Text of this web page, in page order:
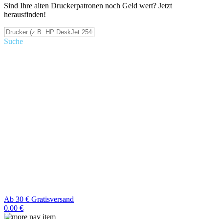
Sind Ihre alten Druckerpatronen noch Geld wert? Jetzt
herausfinden!
Suche
Ab 30 € Gratisversand
0.00 €